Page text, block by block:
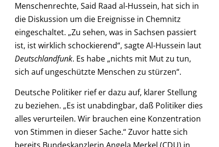
Menschenrechte, Said Raad al-Hussein, hat sich in
die Diskussion um die Ereignisse in Chemnitz
eingeschaltet. „Zu sehen, was in Sachsen passiert
ist, ist wirklich schockierend“, sagte Al-Hussein laut
Deutschlandfunk. Es habe „nichts mit Mut zu tun,
sich auf ungeschützte Menschen zu stürzen“.
Deutsche Politiker rief er dazu auf, klarer Stellung
zu beziehen. „Es ist unabdingbar, daß Politiker dies
alles verurteilen. Wir brauchen eine Konzentration
von Stimmen in dieser Sache.“ Zuvor hatte sich